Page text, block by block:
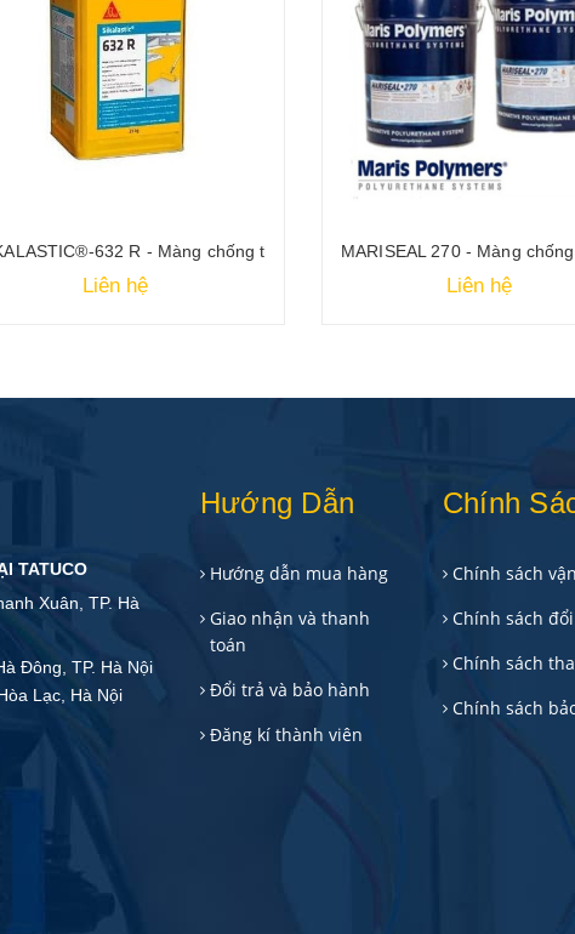
632 R - Màng chống thấm PU, một thành phần, thi công
Liên hệ
MARISEAL 270 - Màng
Liên hệ
TATUCO
Xuân, TP. Hà
Đông, TP. Hà Nội
Lạc, Hà Nội
Hướng Dẫn
Hướng dẫn mua hàng
Giao nhận và thanh
toán
Đổi trả và bảo hành
Đăng kí thành viên
Chính
Chính sách
Chính sách
Chính sách
Chính sách